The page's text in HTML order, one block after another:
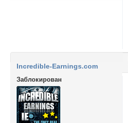
Incredible-Earnings.com
Заблокирован